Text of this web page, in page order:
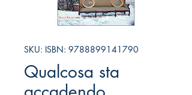
SKU: ISBN: 9788899141790
Qualcosa sta